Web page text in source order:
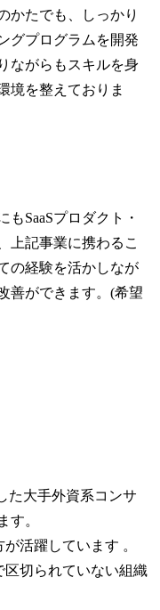
かたでも、しっかり
グプログラムを開発
ながらもスキルを身
境を整えておりま
SaaSプロダクト・
上記事業に携わるこ
の経験を活かしなが
善ができます。(希望
た大手外資系コンサ
す。
活躍しています 。
切られていない組織